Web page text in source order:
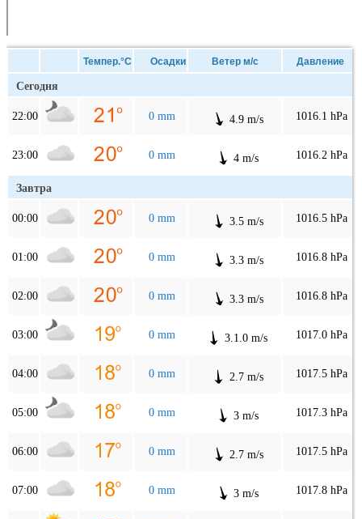
Темпер.°C Осадки Ветер м/с Давление
Сегодня
22:00 0 mm 4.9 m/s 1016.1 hPa
23:00 0 mm 4 m/s 1016.2 hPa
Завтра
00:00 0 mm 3.5 m/s 1016.5 hPa
01:00 0 mm 3.3 m/s 1016.8 hPa
02:00 0 mm 3.3 m/s 1016.8 hPa
03:00 0 mm 3.1.0 m/s 1017.0 hPa
04:00 0 mm 2.7 m/s 1017.5 hPa
05:00 0 mm 3 m/s 1017.3 hPa
06:00 0 mm 2.7 m/s 1017.5 hPa
07:00 0 mm 3 m/s 1017.8 hPa